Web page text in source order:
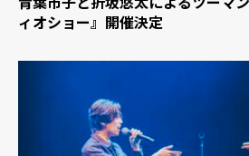
青葉市子と折坂悠太によるツーマ
ィオショー』開催決定